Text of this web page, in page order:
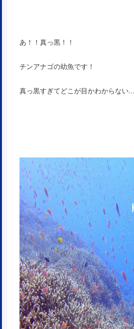
あ！！真っ黒！！
チンアナゴの幼魚です！
真っ黒すぎてどこが目かわからない…